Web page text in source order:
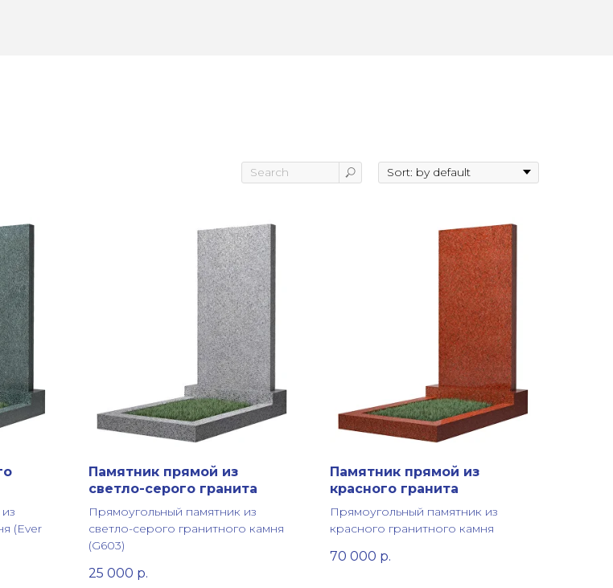
(Ever
Памятник прямой из
светло-серого гранита
Прямоугольный памятник из
светло-серого гранитного камня
(G603)
25 000 р.
Памятник прямой из
красного гранита
Прямоугольный памятник из
красного гранитного камня
70 000 р.